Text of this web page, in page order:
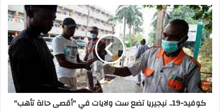
كوفيد-19.. نيجيريا تضع ست ولايات في "أقصى حالة تأهب"